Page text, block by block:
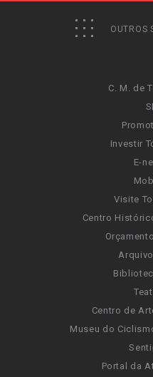
OUTROS
C. M. de
Investir
E-
Visite
Centro
Centro de
Museu do
Portal da